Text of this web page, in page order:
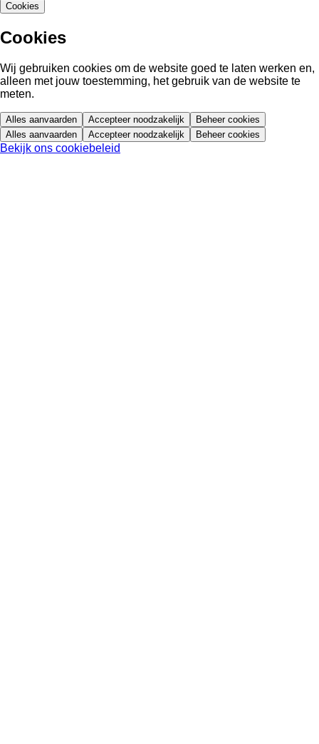
Cookies
Cookies
Wij gebruiken cookies om de website goed te laten werken en,
alleen met jouw toestemming, het gebruik van de website te
meten.
Alles aanvaarden Accepteer noodzakelijk
Beheer cookies
Alles aanvaarden
Accepteer noodzakelijk Beheer cookies
Bekijk ons cookiebeleid